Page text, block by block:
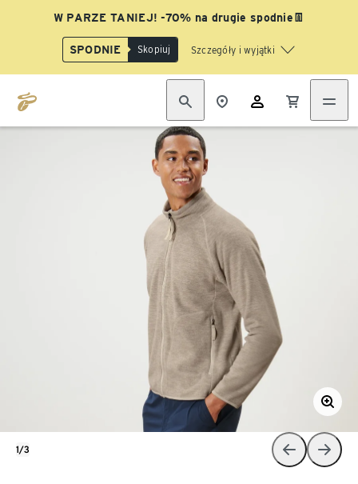
W PARZE TANIEJ! -70% na drugie spodnie👖
SPODNIE Skopiuj Szczegóły i wyjątki
1/3